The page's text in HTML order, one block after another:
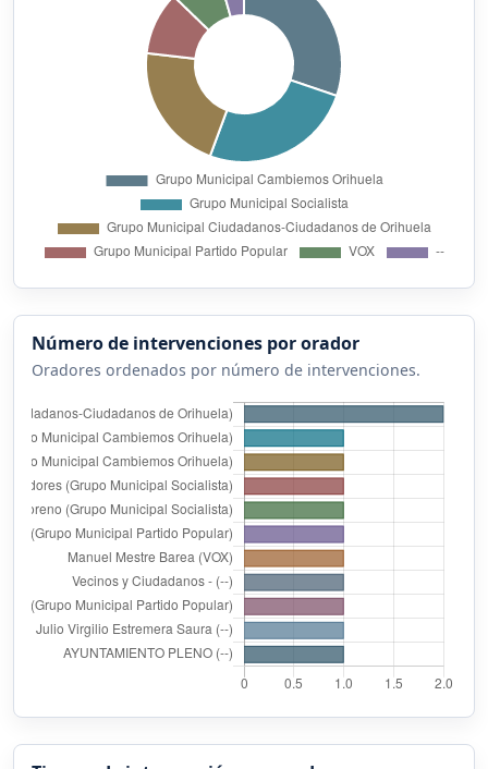
Número de intervenciones por orador
Oradores ordenados por número de intervenciones.